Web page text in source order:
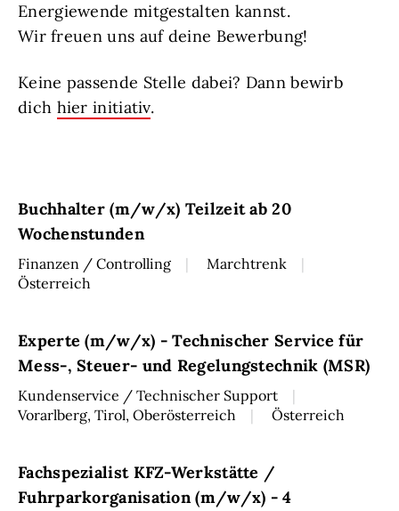
Energiewende mitgestalten kannst.
Wir freuen uns auf deine Bewerbung!
Keine passende Stelle dabei? Dann bewirb
dich hier initiativ.
Buchhalter (m/w/x) Teilzeit ab 20
Wochenstunden
Finanzen / Controlling
Marchtrenk
Österreich
Experte (m/w/x) - Technischer Service für
Mess-, Steuer- und Regelungstechnik (MSR)
Kundenservice / Technischer Support
Vorarlberg, Tirol, Oberösterreich
Österreich
Fachspezialist KFZ-Werkstätte /
Fuhrparkorganisation (m/w/x) - 4